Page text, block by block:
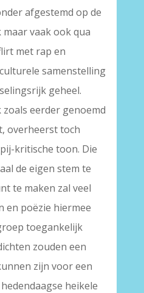
afgestemd op de
vaak ook qua
met rap en
samenstelling
geheel.
eerder genoemd
overheerst toch
kritische toon. Die
de eigen stem te
te maken zal veel
en poëzie hiermee
toegankelijk
zouden een
zijn voor een
heikele